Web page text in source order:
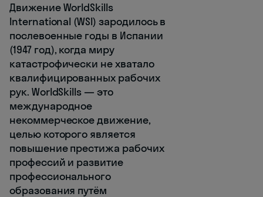
Движение WorldSkills
International (WSI) зародилось в
послевоенные годы в Испании
(1947 год), когда миру
катастрофически не хватало
квалифицированных рабочих
рук. WorldSkills — это
международное
некоммерческое движение,
целью которого является
повышение престижа рабочих
профессий и развитие
профессионального
образования путём